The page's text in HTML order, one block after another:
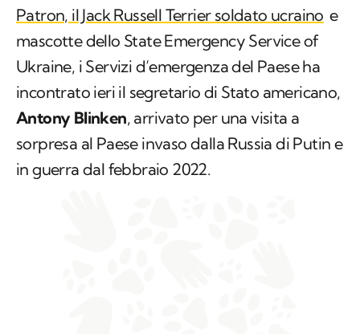
Patron, il Jack Russell Terrier soldato ucraino e
mascotte dello State Emergency Service of
Ukraine, i Servizi d’emergenza del Paese ha
incontrato ieri il segretario di Stato americano,
Antony Blinken, arrivato per una visita a
sorpresa al Paese invaso dalla Russia di Putin e
in guerra dal febbraio 2022.